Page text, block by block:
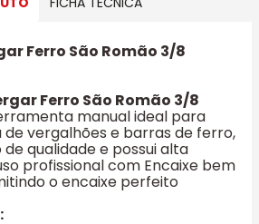
Ferro São Romão 3/8
Ferro São Romão 3/8
manual ideal para
vergalhões e barras de ferro,
qualidade e possui alta
profissional com Encaixe bem
o encaixe perfeito